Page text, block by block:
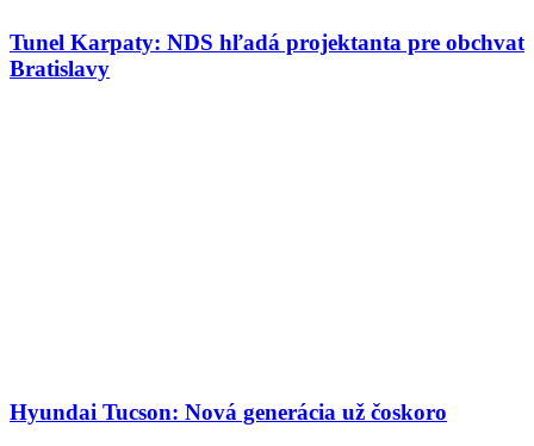
Tunel Karpaty: NDS hľadá projektanta pre obchvat
Bratislavy
Hyundai Tucson: Nová generácia už čoskoro